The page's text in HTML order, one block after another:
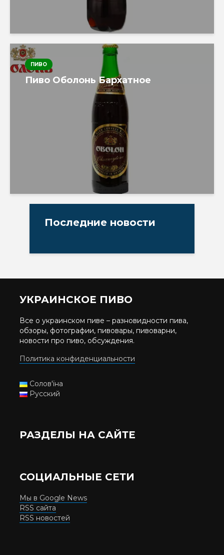
ПИВО
Пиво Оболонь Бархатное
Последние новости
УКРАИНСКОЕ ПИВО
Все о украинском пиве – разновидности пива,
обзоры, фотографии, пивовары, пивоварни,
новости про пиво, обсуждения.
Политика конфиденциальности
Солов'їна
Русский
РАЗДЕЛЫ НА САЙТЕ
СОЦИАЛЬНЫЕ СЕТИ
Мы в Google News
RSS сайта
RSS новостей